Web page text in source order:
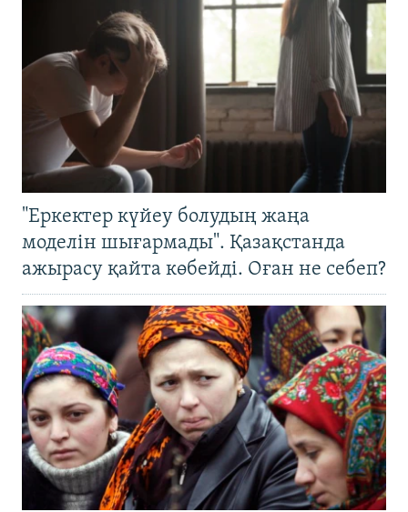
"Еркектер күйеу болудың жаңа
моделін шығармады". Қазақстанда
ажырасу қайта көбейді. Оған не себеп?